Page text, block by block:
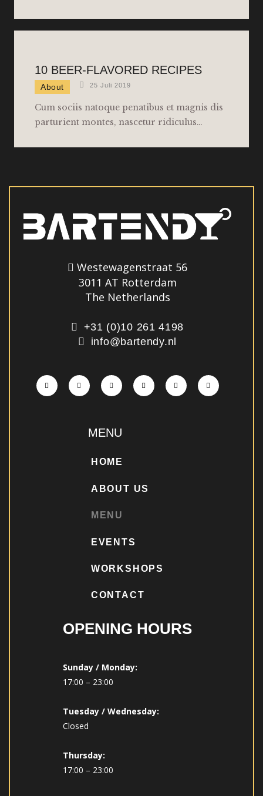
10 BEER-FLAVORED RECIPES
About 25 Juli 2019
Cum sociis natoque penatibus et magnis dis
parturient montes, nascetur ridiculus…
Westewagenstraat 56
3011 AT Rotterdam
The Netherlands
+31 (0)10 261 4198
info@bartendy.nl
MENU
HOME
ABOUT US
MENU
EVENTS
WORKSHOPS
CONTACT
OPENING HOURS
Sunday / Monday:
17:00 – 23:00
Tuesday / Wednesday:
Closed
Thursday:
17:00 – 23:00